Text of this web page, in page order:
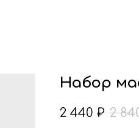
Набор
2 440 ₽ 2